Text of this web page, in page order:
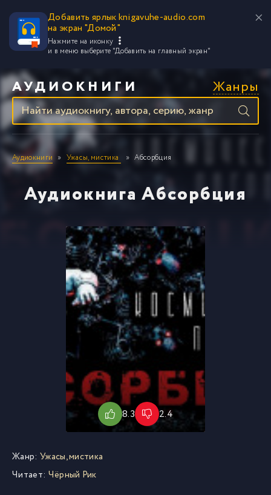
Добавить ярлык knigavuhe-audio.com
на экран "Домой"
Нажмите на иконку
и в меню выберите "Добавить на главный экран"
АУДИОКНИГИ Жанры
Аудиокниги Ужасы, мистика Абсорбция
Аудиокнига Абсорбция
8.3 2.4
Жанр: Ужасы, мистика
Читает: Чёрный Рик